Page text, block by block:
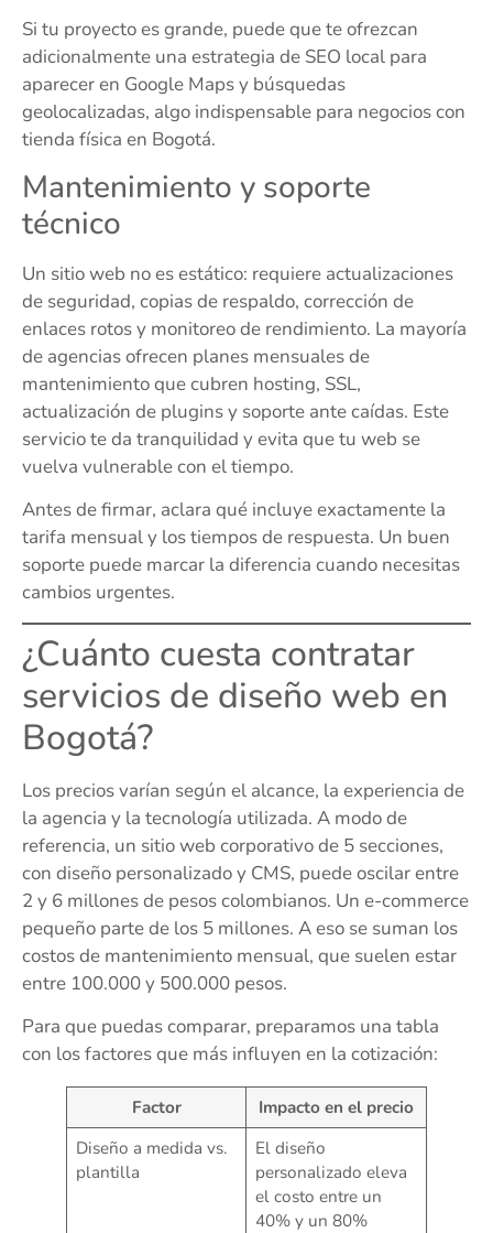
Si tu proyecto es grande, puede que te ofrezcan
adicionalmente una estrategia de SEO local para
aparecer en Google Maps y búsquedas
geolocalizadas, algo indispensable para negocios con
tienda física en Bogotá.
Mantenimiento y soporte
técnico
Un sitio web no es estático: requiere actualizaciones
de seguridad, copias de respaldo, corrección de
enlaces rotos y monitoreo de rendimiento. La mayoría
de agencias ofrecen planes mensuales de
mantenimiento que cubren hosting, SSL,
actualización de plugins y soporte ante caídas. Este
servicio te da tranquilidad y evita que tu web se
vuelva vulnerable con el tiempo.
Antes de firmar, aclara qué incluye exactamente la
tarifa mensual y los tiempos de respuesta. Un buen
soporte puede marcar la diferencia cuando necesitas
cambios urgentes.
¿Cuánto cuesta contratar
servicios de diseño web en
Bogotá?
Los precios varían según el alcance, la experiencia de
la agencia y la tecnología utilizada. A modo de
referencia, un sitio web corporativo de 5 secciones,
con diseño personalizado y CMS, puede oscilar entre
2 y 6 millones de pesos colombianos. Un e-commerce
pequeño parte de los 5 millones. A eso se suman los
costos de mantenimiento mensual, que suelen estar
entre 100.000 y 500.000 pesos.
Para que puedas comparar, preparamos una tabla
con los factores que más influyen en la cotización:
Factor
Impacto en el precio
Diseño a medida vs.
plantilla
El diseño
personalizado eleva
el costo entre un
40% y un 80%